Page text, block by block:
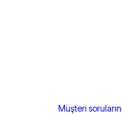
Müşteri